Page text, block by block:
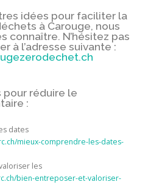
idées pour faciliter la
à Carouge, nous
connaître. N’hésitez pas
à l’adresse suivante :
pour réduire le
:
dates
mieux-comprendre-les-dates-
les
bien-entreposer-et-valoriser-